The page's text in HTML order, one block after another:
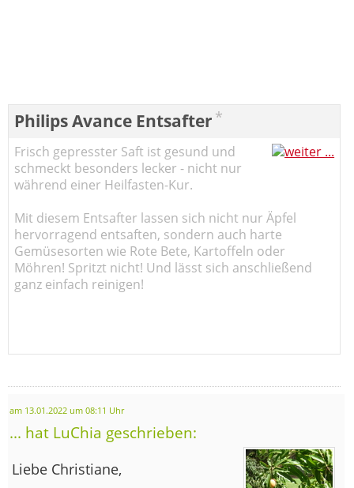
Philips Avance Entsafter *
Frisch gepresster Saft ist gesund und
schmeckt besonders lecker - nicht nur
während einer Heilfasten-Kur.
Mit diesem Entsafter lassen sich nicht nur Äpfel
hervorragend entsaften, sondern auch harte
Gemüsesorten wie Rote Bete, Kartoffeln oder
Möhren! Spritzt nicht! Und lässt sich anschließend
ganz einfach reinigen!
am 13.01.2022 um 08:11 Uhr
... hat LuChia geschrieben:
Liebe Christiane,